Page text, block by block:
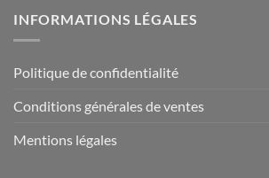
INFORMATIONS LÉGALES
Politique de confidentialité
Conditions générales de ventes
Mentions légales